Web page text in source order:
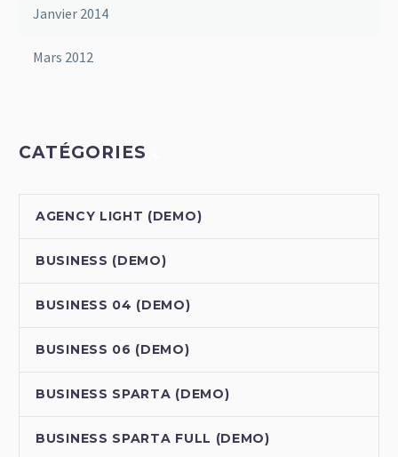
Janvier 2014
Mars 2012
CATÉGORIES
AGENCY LIGHT (DEMO)
BUSINESS (DEMO)
BUSINESS 04 (DEMO)
BUSINESS 06 (DEMO)
BUSINESS SPARTA (DEMO)
BUSINESS SPARTA FULL (DEMO)